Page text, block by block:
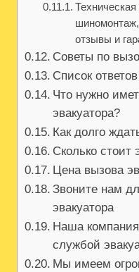
шиномонтаж,
отзывы и
Советы по
Список
Что нужно
эвакуатора?
Как долго
Сколько стоит
Цена вызова
Звоните нам
эвакуатора
Наша
службой
Мы имеем